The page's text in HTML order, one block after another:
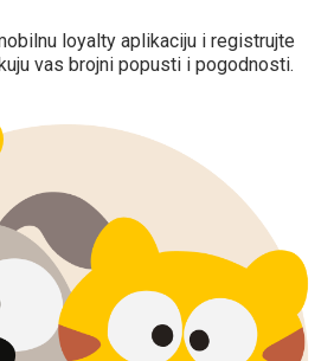
loyalty aplikaciju i registrujte
vas brojni popusti i pogodnosti.